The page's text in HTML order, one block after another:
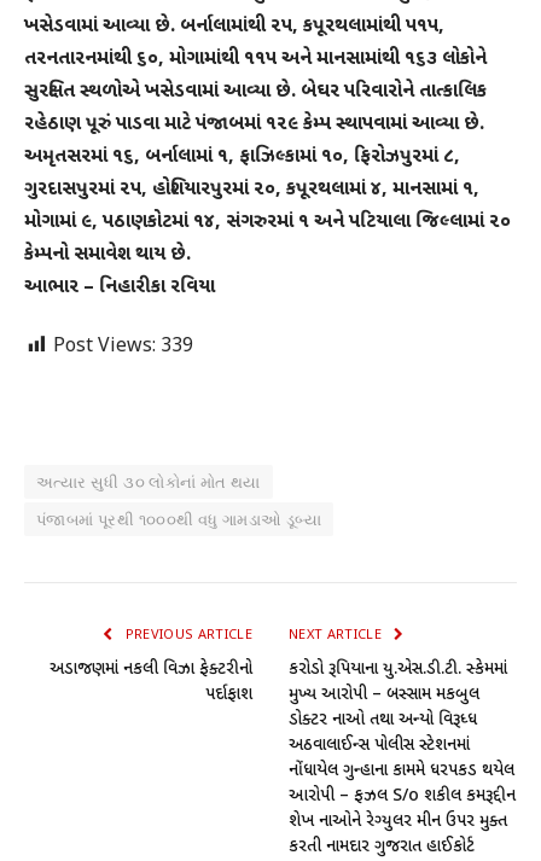
ખસેડવામાં આવ્યા છે. બર્નાલામાંથી ૨૫, કપૂરથલામાંથી ૫૧૫,
તરનતારનમાંથી ૬૦, મોગામાંથી ૧૧૫ અને માનસામાંથી ૧૬૩ લોકોને
સુરક્ષિત સ્થળોએ ખસેડવામાં આવ્યા છે. બેઘર પરિવારોને તાત્કાલિક
રહેઠાણ પૂરું પાડવા માટે પંજાબમાં ૧૨૯ કેમ્પ સ્થાપવામાં આવ્યા છે.
અમૃતસરમાં ૧૬, બર્નાલામાં ૧, ફાઝિલ્કામાં ૧૦, ફિરોઝપુરમાં ૮,
ગુરદાસપુરમાં ૨૫, હોશિયારપુરમાં ૨૦, કપૂરથલામાં ૪, માનસામાં ૧,
મોગામાં ૯, પઠાણકોટમાં ૧૪, સંગરુરમાં ૧ અને પટિયાલા જિલ્લામાં ૨૦
કેમ્પનો સમાવેશ થાય છે.
આભાર – નિહારીકા રવિયા
Post Views: 339
અત્યાર સુધી ૩૦ લોકોનાં મોત થયા
પંજાબમાં પૂરથી ૧૦૦૦થી વધુ ગામડાઓ ડૂબ્યા
PREVIOUS ARTICLE
અડાજણમાં નકલી વિઝા ફેક્ટરીનો
પર્દાફાશ
NEXT ARTICLE
કરોડો રૂપિયાના યુ.એસ.ડી.ટી. સ્કેમમાં
મુખ્ય આરોપી – બસ્સામ મકબુલ
ડોક્ટર નાઓ તથા અન્યો વિરૂધ્ધ
અઠવાલાઈન્સ પોલીસ સ્ટેશનમાં
નોંધાયેલ ગુન્હાના કામમે ધરપકડ થયેલ
આરોપી – ફઝલ S/o શકીલ કમરૂદ્દીન
શેખ નાઓને રેગ્યુલર જામીન ઉપર મુક્ત
કરતી નામદાર ગુજરાત હાઈકોર્ટ